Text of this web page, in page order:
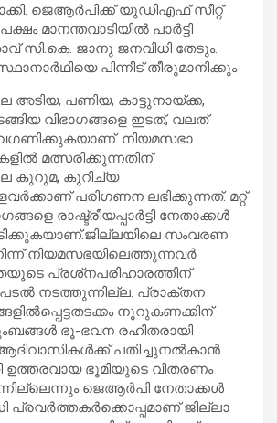
ജെആര്‍പിക്ക് യുഡിഎഫ് സീറ്റ്
മാനന്തവാടിയില്‍ പാര്‍ട്ടി
സി.കെ. ജാനു ജനവിധി തേടും.
പിന്നീട് തീരുമാനിക്കും
അടിയ, പണിയ, കാട്ടുനായ്ക്ക,
വിഭാഗങ്ങളെ ഇടത്, വലത്
നിയമസഭാ
മത്സരിക്കുന്നതിന്
കുറുമ, കുറിച്യ
പരിഗണന ലഭിക്കുന്നത്. മറ്റ്
രാഷ്ട്രീയപ്പാര്‍ട്ടി നേതാക്കള്‍
സംവരണ
നിയമസഭയിലെത്തുന്നവര്‍
പ്രശ്‌നപരിഹാരത്തിന്
നടത്തുന്നില്ല. പ്രാക്തന
നൂറുകണക്കിന്
ഭൂ-ഭവന രഹിതരായി
പതിച്ചുനല്‍കാന്‍
ഉത്തരവായ ഭൂമിയുടെ വിതരണം
ജെആര്‍പി നേതാക്കള്‍
പ്രവര്‍ത്തകര്‍ക്കൊപ്പമാണ് ജില്ലാ